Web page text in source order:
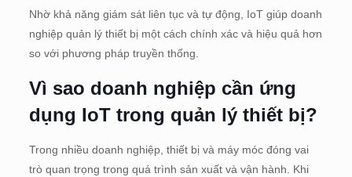
Nhờ khả năng giám sát liên tục và tự động, IoT giúp doanh
nghiệp quản lý thiết bị một cách chính xác và hiệu quả hơn
so với phương pháp truyền thống.
Vì sao doanh nghiệp cần ứng
dụng IoT trong quản lý thiết bị?
Trong nhiều doanh nghiệp, thiết bị và máy móc đóng vai
trò quan trọng trong quá trình sản xuất và vận hành. Khi